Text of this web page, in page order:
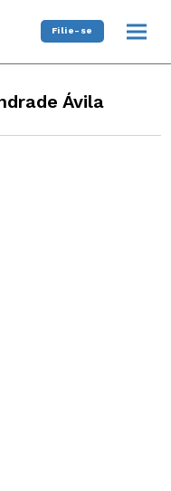
Filie-se
Ávila